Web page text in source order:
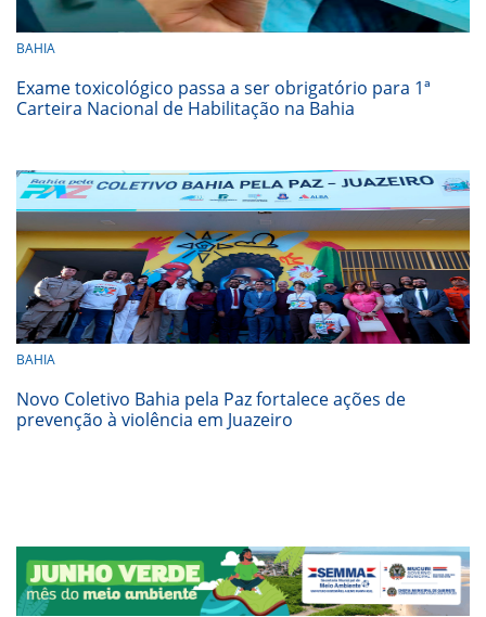
BAHIA
Exame toxicológico passa a ser obrigatório para 1ª
Carteira Nacional de Habilitação na Bahia
BAHIA
Novo Coletivo Bahia pela Paz fortalece ações de
prevenção à violência em Juazeiro